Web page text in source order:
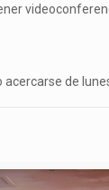
de